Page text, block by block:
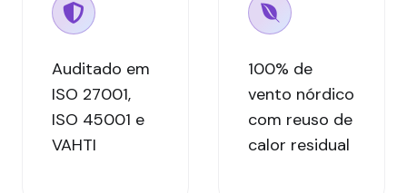
Auditado em
ISO 27001,
ISO 45001 e
VAHTI
100% de
vento nórdico
com reuso de
calor residual